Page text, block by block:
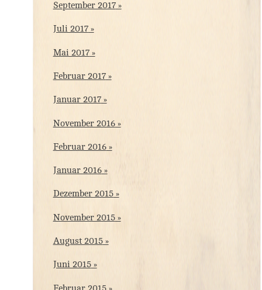
September 2017
Juli 2017
Mai 2017
Februar 2017
Januar 2017
November 2016
Februar 2016
Januar 2016
Dezember 2015
November 2015
August 2015
Juni 2015